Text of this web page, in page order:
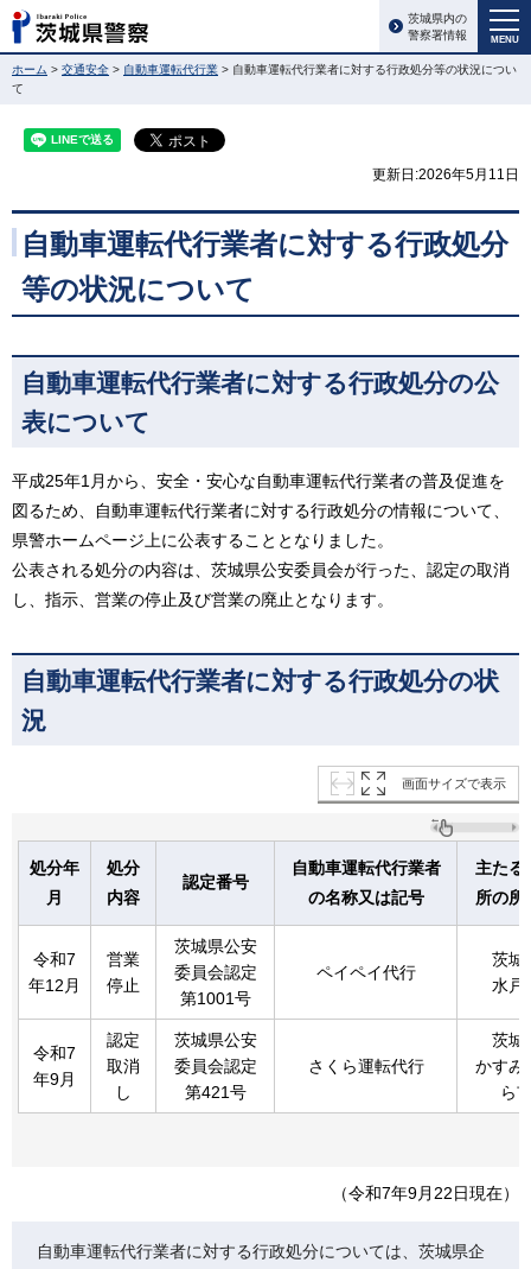
MENU
茨城県内の
警察署情報
ホーム > 交通安全 > 自動車運転代行業 > 自動車運転代行業者に対する行政処分等の状況につい
て
更新日:2026年5月11日
自動車運転代行業者に対する行政処分
等の状況について
自動車運転代行業者に対する行政処分の公
表について
平成25年1月から、安全・安心な自動車運転代行業者の普及促進を
図るため、自動車運転代行業者に対する行政処分の情報について、
県警ホームページ上に公表することとなりました。
公表される処分の内容は、茨城県公安委員会が行った、認定の取消
し、指示、営業の停止及び営業の廃止となります。
自動車運転代行業者に対する行政処分の状
況
画面サイズで表示
処分年
月
処分
内容
認定番号
自動車運転代行業者
の名称又は記号
主たる
所の所
令和7
年12月
営業
停止
茨城県公安
委員会認定
第1001号
ペイペイ代行
茨城
水戸
令和7
年9月
認定
取消
し
茨城県公安
委員会認定
第421号
さくら運転代行
茨城
かすみ
ら
（令和7年9月22日現在）
自動車運転代行業者に対する行政処分については、茨城県企